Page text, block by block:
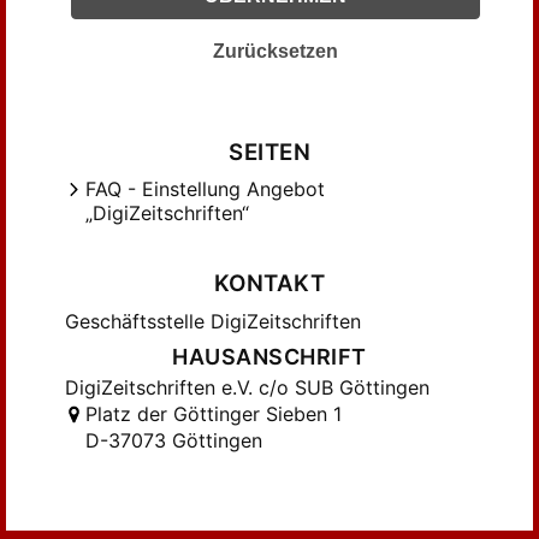
Knütel, Rolf (290)
Kreller, Hans (295)
Krüger, Hugo (120)
Kunkel , W. (87)
Kunkel, Wolfgang (410)
Leifer, Franz (223)
Lenel, Otto (136)
Levy, Ernst (449)
Liebs, Detlef (513)
Lübtow, Ulrich von (220)
Medicus, Dieter (115)
Zurücksetzen
SEITEN
FAQ - Einstellung Angebot
„DigiZeitschriften“
KONTAKT
Geschäftsstelle DigiZeitschriften
HAUSANSCHRIFT
DigiZeitschriften e.V. c/o SUB Göttingen
Platz der Göttinger Sieben 1
D-37073 Göttingen